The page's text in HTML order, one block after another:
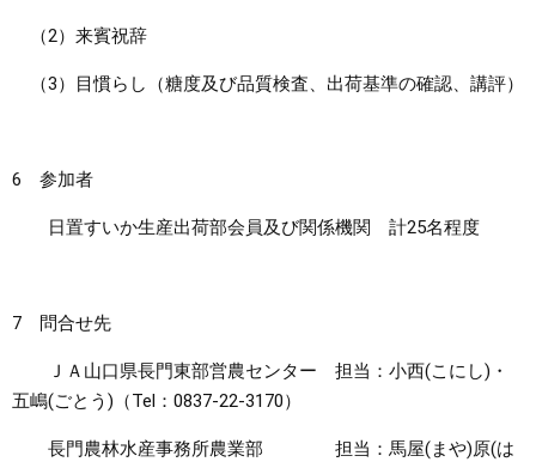
（2）来賓祝辞
（3）目慣らし（糖度及び品質検査、出荷基準の確認、講評）
6 参加者
日置すいか生産出荷部会員及び関係機関 計25名程度
7 問合せ先
ＪＡ山口県長門東部営農センター 担当：小西(こにし)・
五嶋(ごとう)（Tel：0837-22-3170）
長門農林水産事務所農業部 担当：馬屋(まや)原(は